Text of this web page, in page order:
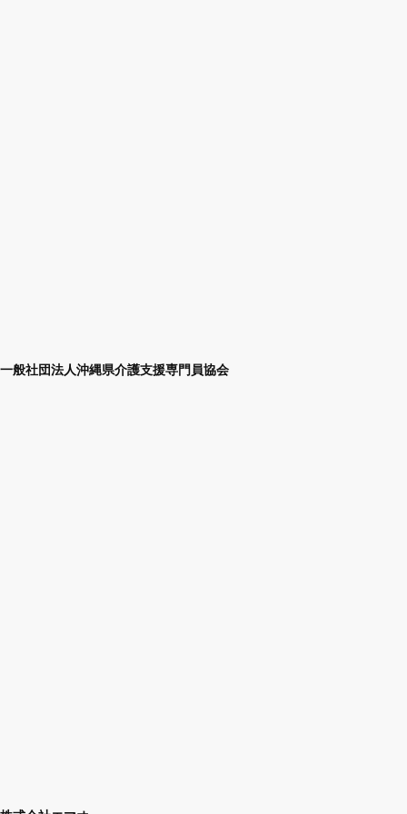
一般社団法人沖縄県介護支援専門員協会